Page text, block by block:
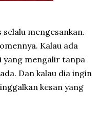
mengesankan.
Kalau ada
yang mengalir tanpa
Dan kalau dia ingin
kesan yang